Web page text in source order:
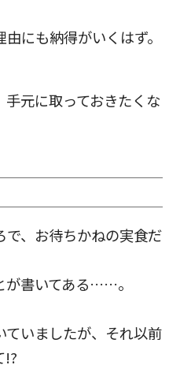
にも納得がいくはず。
元に取っておきたくな
、お待ちかねの実食だ
が書いてある……。
いましたが、それ以前
!?